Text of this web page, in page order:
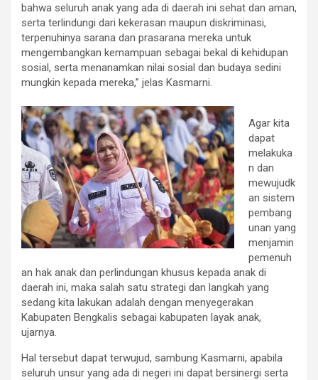
bahwa seluruh anak yang ada di daerah ini sehat dan aman,
serta terlindungi dari kekerasan maupun diskriminasi,
terpenuhinya sarana dan prasarana mereka untuk
mengembangkan kemampuan sebagai bekal di kehidupan
sosial, serta menanamkan nilai sosial dan budaya sedini
mungkin kepada mereka,” jelas Kasmarni.
Agar kita
dapat
melakuka
n dan
mewujudk
an sistem
pembang
unan yang
menjamin
pemenuh
an hak anak dan perlindungan khusus kepada anak di
daerah ini, maka salah satu strategi dan langkah yang
sedang kita lakukan adalah dengan menyegerakan
Kabupaten Bengkalis sebagai kabupaten layak anak,
ujarnya.
Hal tersebut dapat terwujud, sambung Kasmarni, apabila
seluruh unsur yang ada di negeri ini dapat bersinergi serta